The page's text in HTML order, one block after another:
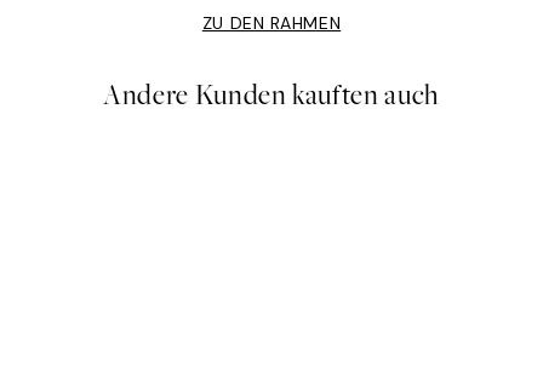
ZU DEN RAHMEN
Andere Kunden kauften auch